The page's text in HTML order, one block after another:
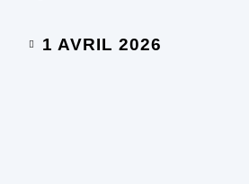
1 AVRIL 2026